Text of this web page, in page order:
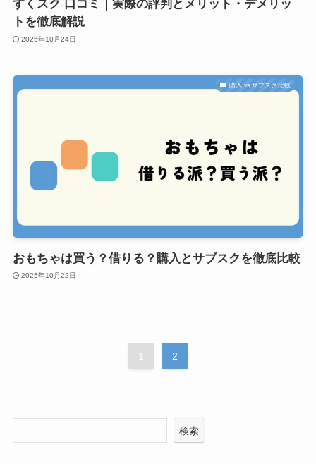
すくスク 口コミ｜実際の評判とメリット・デメリッ
トを徹底解説
2025年10月24日
購入 vs サブスク比較
おもちゃは買う？借りる？購入とサブスクを徹底比較
2025年10月22日
1 2
検索